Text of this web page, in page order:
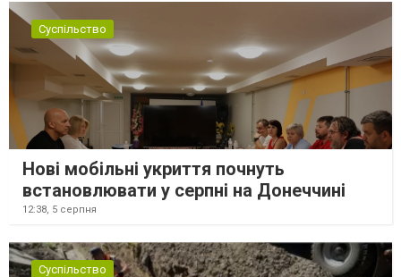
Суспільство
Нові мобільні укриття почнуть
встановлювати у серпні на Донеччині
12:38, 5 серпня
Суспільство